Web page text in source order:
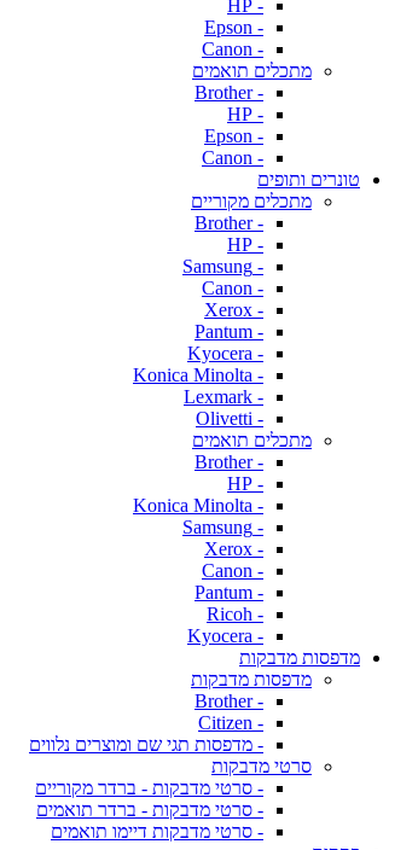
- HP
- Epson
- Canon
מתכלים תואמים
- Brother
- HP
- Epson
- Canon
טונרים ותופים
מתכלים מקוריים
- Brother
- HP
- Samsung
- Canon
- Xerox
- Pantum
- Kyocera
- Konica Minolta
- Lexmark
- Olivetti
מתכלים תואמים
- Brother
- HP
- Konica Minolta
- Samsung
- Xerox
- Canon
- Pantum
- Ricoh
- Kyocera
מדפסות מדבקות
מדפסות מדבקות
- Brother
- Citizen
- מדפסות תגי שם ומוצרים נלווים
סרטי מדבקות
- סרטי מדבקות - ברדר מקוריים
- סרטי מדבקות - ברדר תואמים
- סרטי מדבקות דיימו תואמים